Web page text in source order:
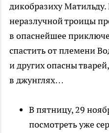
дикобразиху
неразлучной троицы
в опаснейшее
спастить от племени
и других опасны
в джунглях…
В пятницу, 29
посмотреть уже